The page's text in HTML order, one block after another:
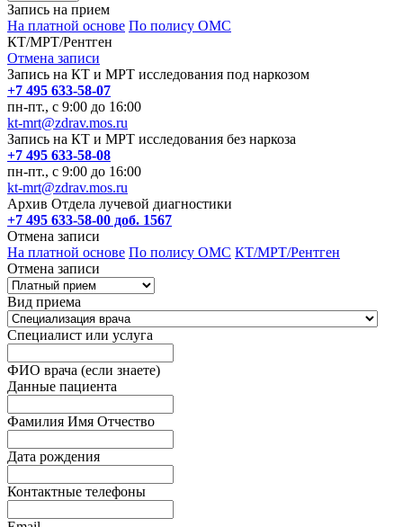
Запись на прием
На платной основе По полису ОМС
КТ/МРТ/Рентген
Отмена записи
Запись на КТ и МРТ исследования под наркозом
+7 495 633-58-07
пн-пт., с 9:00 до 16:00
kt-mrt@zdrav.mos.ru
Запись на КТ и МРТ исследования без наркоза
+7 495 633-58-08
пн-пт., с 9:00 до 16:00
kt-mrt@zdrav.mos.ru
Архив Отдела лучевой диагностики
+7 495 633-58-00 доб. 1567
Отмена записи
На платной основе По полису ОМС КТ/МРТ/Рентген
Отмена записи
Вид приема
Специалист или услуга
ФИО врача (если знаете)
Данные пациента
Фамилия Имя Отчество
Дата рождения
Контактные телефоны